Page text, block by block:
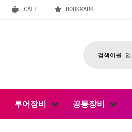
CAFE BOOKMARK
루어장비 공통장비